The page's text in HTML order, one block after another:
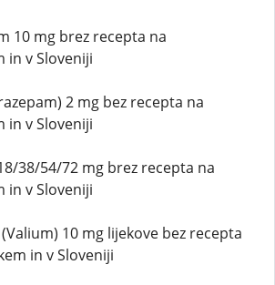
10 mg brez recepta na
in v Sloveniji
2 mg bez recepta na
in v Sloveniji
38/54/72 mg brez recepta na
in v Sloveniji
10 mg lijekove bez recepta
in v Sloveniji